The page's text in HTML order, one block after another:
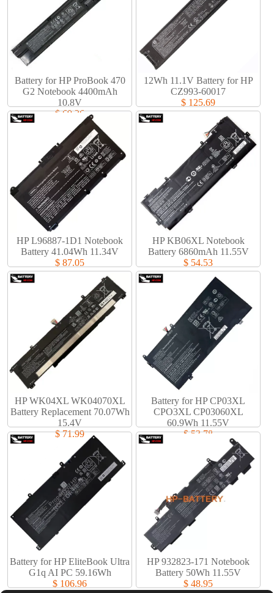
Battery for HP ProBook 470
G2 Notebook 4400mAh
10.8V
$ 69.36
12Wh 11.1V Battery for HP
CZ993-60017
$ 125.69
HP L96887-1D1 Notebook
Battery 41.04Wh 11.34V
$ 87.05
HP KB06XL Notebook
Battery 6860mAh 11.55V
$ 54.53
HP WK04XL WK04070XL
Battery Replacement 70.07Wh
15.4V
$ 71.99
Battery for HP CP03XL
CPO3XL CP03060XL
60.9Wh 11.55V
$ 53.78
Battery for HP EliteBook Ultra
G1q AI PC 59.16Wh
$ 106.96
HP 932823-171 Notebook
Battery 50Wh 11.55V
$ 48.95